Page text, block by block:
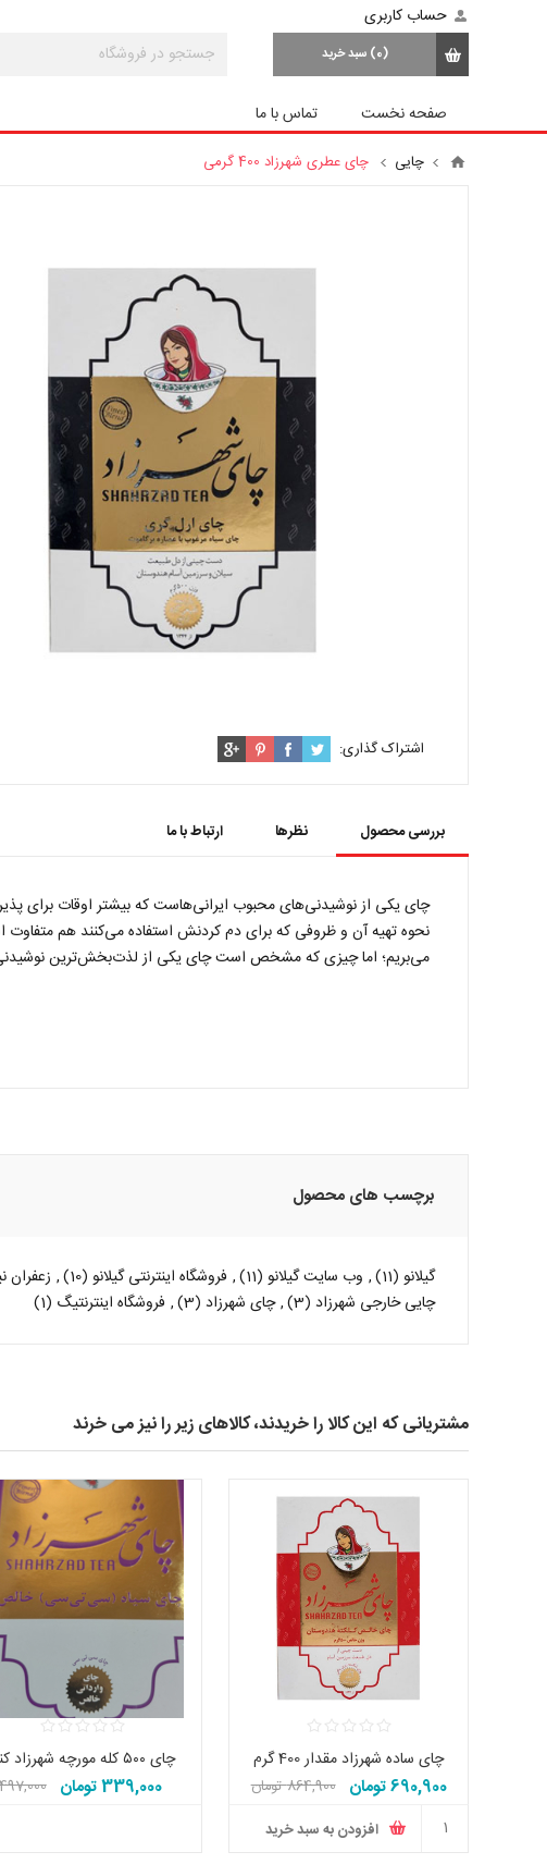
حساب کاربری
(0) سبد خرید
صفحه نخست تماس با ما
چایی چای عطری شهرزاد 400 گرمی
اشتراک گذاری:
بررسی محصول نظرها ارتباط با ما
چای یکی از نوشیدنی‌های محبوب ایرانی‌هاست که بیشتر اوقات برای
نحوه تهیه آن و ظروفی که برای دم کردنش استفاده می‌کنند هم متفاوت
می‌بریم؛ اما چیزی که مشخص است چای یکی از لذت‌بخش‌ترین
برچسب های محصول
گیلانو (11)
, وب سایت گیلانو (11)
, فروشگاه اینترنتی گیلانو (10)
, زعفران
چایی خارجی شهرزاد (3)
, چای شهرزاد (3)
, فروشگاه اینترنتیگ (1)
مشتریانی که این کالا را خریدند، کالاهای زیر را نیز می خرند
چای ساده شهرزاد مقدار 400 گرم
690,900 تومان
864,900 تومان
افزودن به سبد خرید
چای ۵۰۰ کله مورچه شهرزاد کنیا
339,000 تومان
497,000